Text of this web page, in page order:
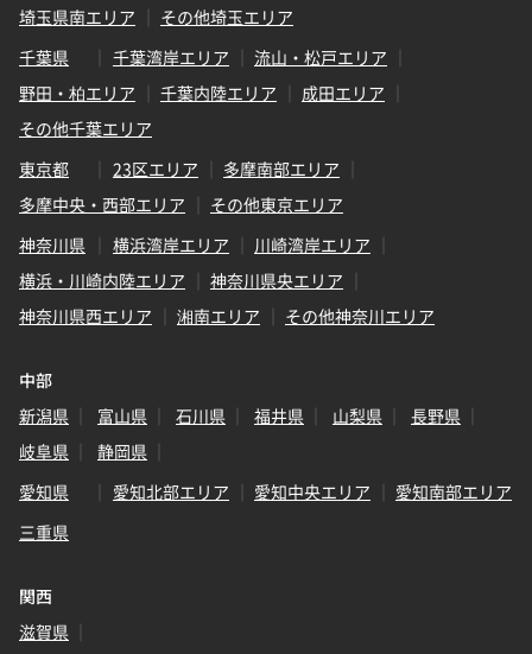
埼玉県南エリア
その他埼玉エリア
千葉県
千葉湾岸エリア
流山・松戸エリア
野田・柏エリア
千葉内陸エリア
成田エリア
その他千葉エリア
東京都
23区エリア
多摩南部エリア
多摩中央・西部エリア
その他東京エリア
神奈川県
横浜湾岸エリア
川崎湾岸エリア
横浜・川崎内陸エリア
神奈川県央エリア
神奈川県西エリア
湘南エリア その他神奈川エリア
中部
新潟県
富山県 石川県 福井県 山梨県
長野県
岐阜県
静岡県
愛知県
愛知北部エリア 愛知中央エリア
愛知南部エリア
三重県
関西
滋賀県